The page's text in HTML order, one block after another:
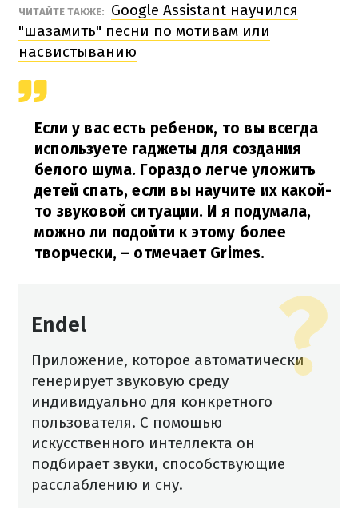
ЧИТАЙТЕ ТАКЖЕ:
Google Assistant научился
"шазамить" песни по мотивам или
насвистыванию
Если у вас есть ребенок, то вы всегда
используете гаджеты для создания
белого шума. Гораздо легче уложить
детей спать, если вы научите их какой-
то звуковой ситуации. И я подумала,
можно ли подойти к этому более
творчески, – отмечает Grimes.
Endel
Приложение, которое автоматически
генерирует звуковую среду
индивидуально для конкретного
пользователя. С помощью
искусственного интеллекта он
подбирает звуки, способствующие
расслаблению и сну.